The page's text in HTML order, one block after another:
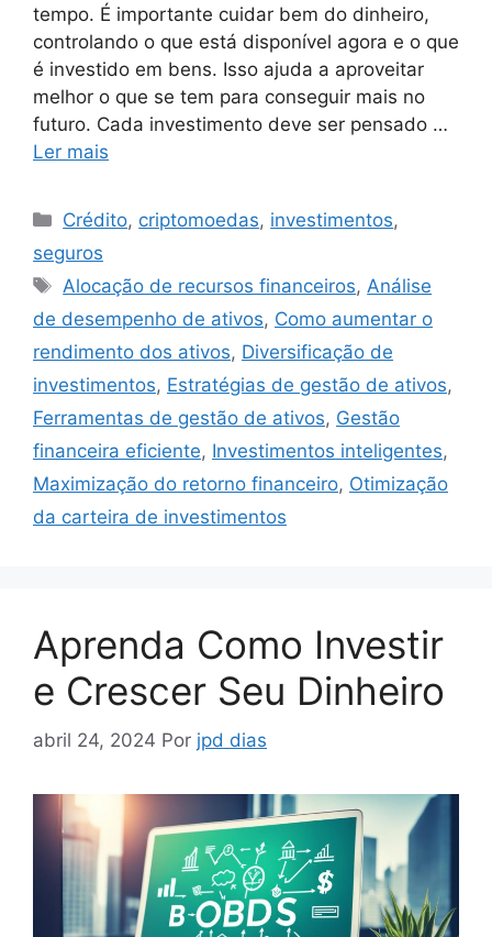
tempo. É importante cuidar bem do dinheiro,
controlando o que está disponível agora e o que
é investido em bens. Isso ajuda a aproveitar
melhor o que se tem para conseguir mais no
futuro. Cada investimento deve ser pensado …
Ler mais
Categorias
Crédito, criptomoedas, investimentos,
seguros
Tags
Alocação de recursos financeiros,Análise
de desempenho de ativos, Como aumentar o
rendimento dos ativos, Diversificação de
investimentos, Estratégias de gestão de ativos,
Ferramentas de gestão de ativos, Gestão
financeira eficiente, Investimentos inteligentes,
Maximização do retorno financeiro, Otimização
da carteira de investimentos
Aprenda Como Investir
e Crescer Seu Dinheiro
abril 24, 2024 Por jpd dias